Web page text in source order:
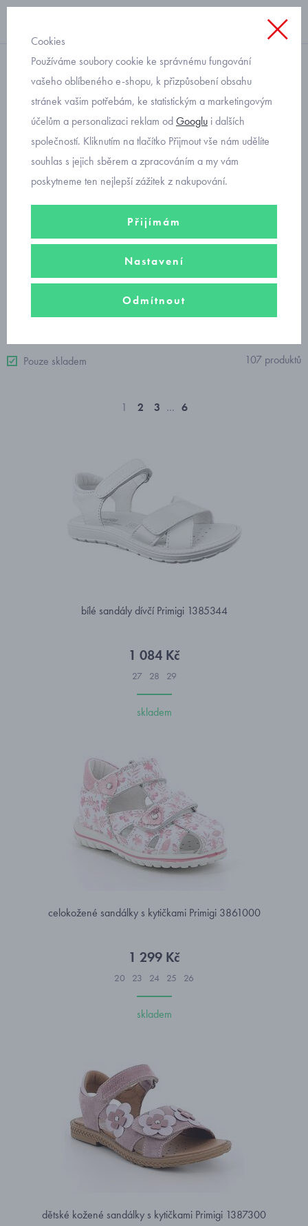
Sandály
dívčí sandály
V nabídcesandálky pro holčičkybatolata a letní obuv pro
velkéslečnyve sportovním i módním designu od předních výrobců
Seřadit podle
Nejprodávanější
Pouze skladem 107 produktů
1 2 3 … 6
bílé sandály dívčí Primigi 1385344
1 084 Kč
27 28 29
skladem
celokožené sandálky s kytičkami Primigi 3861000
1 299 Kč
20 23 24 25 26
skladem
dětské kožené sandálky s kytičkami Primigi 1387300
Cookies
Používáme soubory cookie ke správnému fungování
vašeho oblíbeného e-shopu, k přizpůsobení obsahu
stránek vašim potřebám, ke statistickým a marketingovým
účelům a personalizaci reklam odGooglu i dalších
společností. Kliknutím na tlačítko Přijmout vše nám udělíte
souhlas s jejich sběrem a zpracováním a my vám
poskytneme ten nejlepší zážitek z nakupování.
Přijímám
Nastavení
Odmítnout